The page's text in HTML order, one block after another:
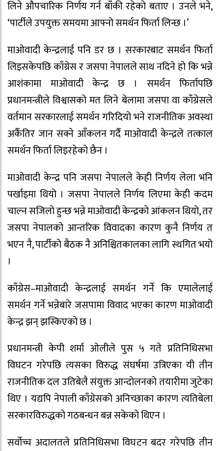
लिने औपचारिक निर्णय गर्न बाँकी रहेको बताए । उनले भने,
‘पार्टीले उपयुक्त समयमा आफ्नो समर्थन फिर्ता लिन्छ ।’
माओवादी केन्द्रलाई पनि डर छ । सरकारबाट समर्थन फिर्ता
लिइसकेपछि काँग्रेस र जसपा नेपालले साथ नदिने हो कि भन्ने
आशंकामा माओवादी केन्द्र छ । समर्थन फिर्तापछि
प्रधानमन्त्रीले विश्वासको मत लिने बेलामा जसपा वा काँग्रेसले
वर्तमान सरकारलाई समर्थन गरिदियो भने राजनीतिक अवस्था
अर्कैतिर जान सक्ने आँकलन गर्दै माओवादी केन्द्रले तत्काल
समर्थन फिर्ता लिइरहेको छैन ।
माओवादी केन्द्र पनि जसपा नेपालले केही निर्णय लेला भनि
पर्खाइमा थियो । जसपा नेपालले निर्णय लिएमा केही कदम
चाल्न सजिलो हुन्छ भन्ने माओवादी केन्द्रको आंकलन थियो, तर
जसपा नेपालको आन्तरिक विवादका कारण कुनै निर्णय त
भएन नै, पार्टीको बैठक नै अनिश्चितकालका लागि स्थगित भयो
।
काँग्रेस–माओवादी केन्द्रलाई समर्थन गर्ने कि एमालेलाई
समर्थन गर्ने भन्नेबारे जसपामा विवाद भएका कारण माओवादी
केन्द्र झन् झस्किएको छ ।
प्रधानमन्त्री केपी शर्मा ओलीले पुस ५ गते प्रतिनिधिसभा
विघटन गरेपछि त्यसका विरुद्ध संघर्षमा उत्रिएका यी तीन
राजनीतिक दल उतिबेलै संयुक्त आन्दोलनको तयारीमा जुटेका
थिए । यद्यपि नेपाली काँग्रेसको अनिच्छाका कारण त्यतिबेला
सरकारविरुद्धको गठबन्धन बन्न सकेको थिएन ।
सर्वोच्च अदालतले प्रतिनिधिसभा विघटन बदर गरेपछि तीन